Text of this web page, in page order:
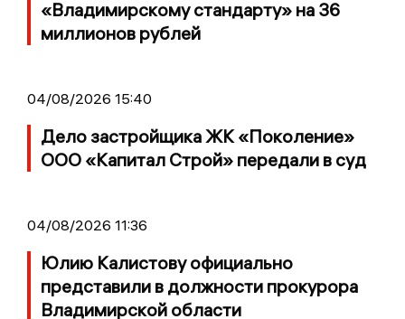
«Владимирскому стандарту» на 36
миллионов рублей
04/08/2026 15:40
Дело застройщика ЖК «Поколение»
ООО «Капитал Строй» передали в суд
04/08/2026 11:36
Юлию Калистову официально
представили в должности прокурора
Владимирской области